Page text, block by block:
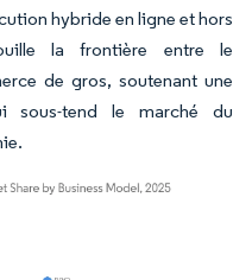
hybride en ligne et hors
la frontière entre le
de gros, soutenant une
sous-tend le marché du